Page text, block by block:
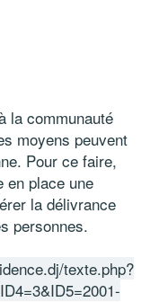
la communauté
moyens peuvent
Pour ce faire,
en place une
la délivrance
personnes.
texte.php?